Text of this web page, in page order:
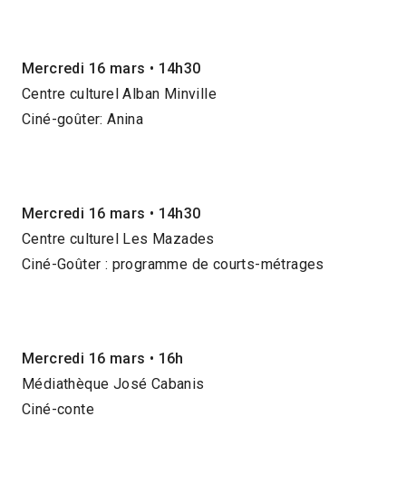
Mercredi 16 mars • 14h30
Centre culturel Alban Minville
Ciné-goûter: Anina
Mercredi 16 mars • 14h30
Centre culturel Les Mazades
Ciné-Goûter : programme de courts-métrages
Mercredi 16 mars • 16h
Médiathèque José Cabanis
Ciné-conte